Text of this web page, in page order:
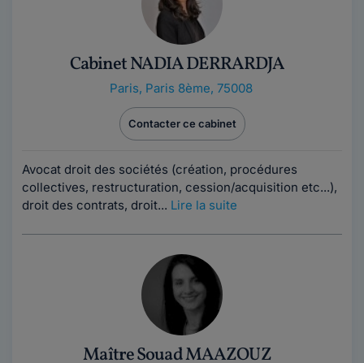
Cabinet NADIA DERRARDJA
Paris, Paris 8ème, 75008
Contacter ce cabinet
Avocat droit des sociétés (création, procédures
collectives, restructuration, cession/acquisition etc...),
droit des contrats, droit... Lire la suite
Maître Souad MAAZOUZ